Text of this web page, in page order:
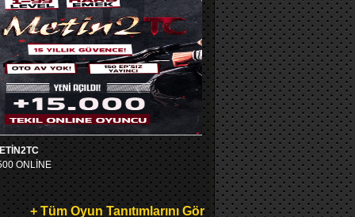
ONLİNE
+ Tüm Oyun Tanıtımlarını Gör